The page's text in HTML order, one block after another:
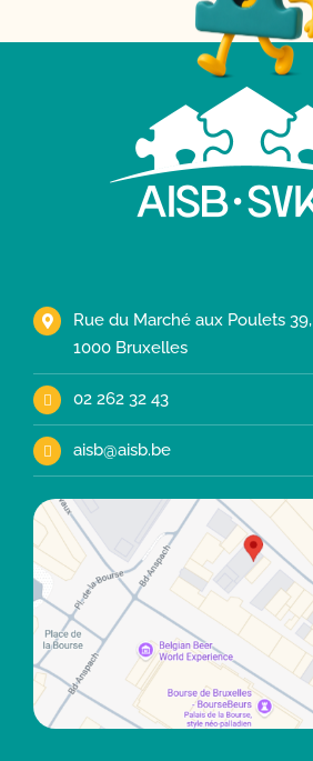
Rue du Marché aux Poulets 39,
1000 Bruxelles
02 262 32 43
aisb@aisb.be